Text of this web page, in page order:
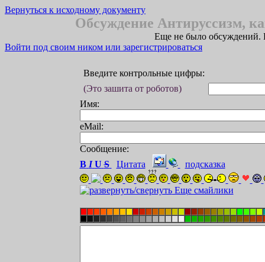
Вернуться к исходному документу
Обсуждение Антируссизм,
Еще не было обсуждений.
Войти под своим ником или зарегистрироваться
Введите контрольные цифры:
(Это зашита от роботов)
Имя:
eMail:
Сообщение:
B I U S Цитата подсказка
Еще смайлики